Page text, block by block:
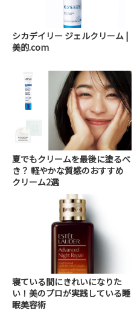
シカデイリー ジェルクリーム |
美的.com
夏でもクリームを最後に塗るべ
き？ 軽やかな質感のおすすめ
クリーム2選
寝ている間にきれいになりた
い！美のプロが実践している睡
眠美容術